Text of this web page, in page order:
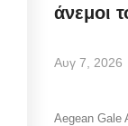
άνεμοι
Αυγ 7, 2026
Aegean Gale